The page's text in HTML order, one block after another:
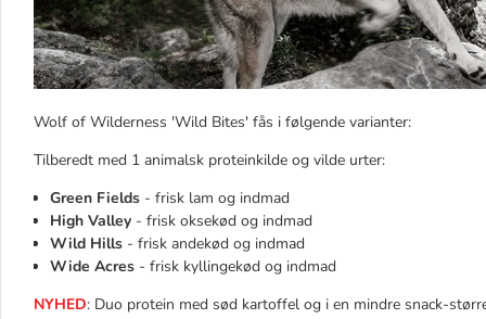
Wolf of Wilderness 'Wild Bites' fås i følgende varianter:
Tilberedt med 1 animalsk proteinkilde og vilde urter:
Green Fields - frisk lam og indmad
High Valley - frisk oksekød og indmad
Wild Hills - frisk andekød og indmad
Wide Acres - frisk kyllingekød og indmad
NYHED: Duo protein med sød kartoffel og i en mindre snack-